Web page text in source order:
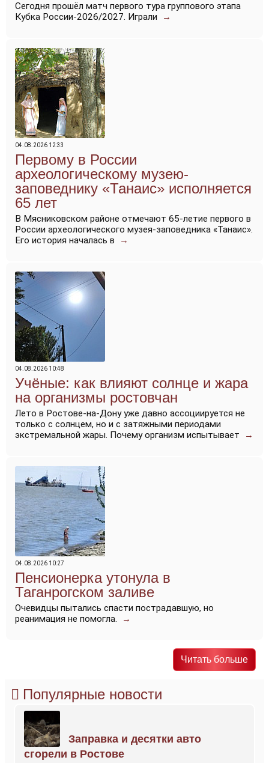
Сегодня прошёл матч первого тура группового этапа
Кубка России-2026/2027. Играли
→
04.08.2026 12:33
Первому в России
археологическому музею-
заповеднику «Танаис» исполняется
65 лет
В Мясниковском районе отмечают 65-летие первого в
России археологического музея-заповедника «Танаис».
Его история началась в
→
04.08.2026 10:48
Учёные: как влияют солнце и жара
на организмы ростовчан
Лето в Ростове-на-Дону уже давно ассоциируется не
только с солнцем, но и с затяжными периодами
экстремальной жары. Почему организм испытывает
→
04.08.2026 10:27
Пенсионерка утонула в
Таганрогском заливе
Очевидцы пытались спасти пострадавшую, но
реанимация не помогла.
→
Читать больше
Популярные новости
Заправка и десятки авто
сгорели в Ростове